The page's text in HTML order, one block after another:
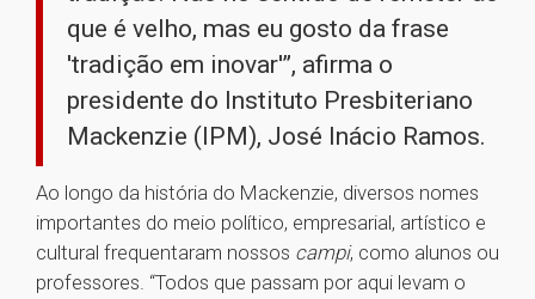
que é velho, mas eu gosto da frase
'tradição em inovar'”, afirma o
presidente do Instituto Presbiteriano
Mackenzie (IPM), José Inácio Ramos.
Ao longo da história do Mackenzie, diversos nomes
importantes do meio político, empresarial, artístico e
cultural frequentaram nossos campi, como alunos ou
professores. “Todos que passam por aqui levam o